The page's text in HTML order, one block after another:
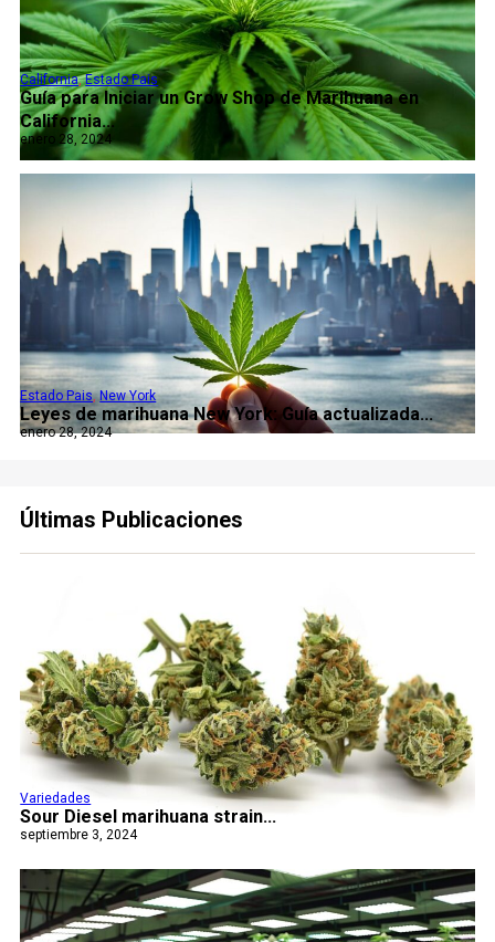
Guía para Iniciar un Grow Shop de Marihuana en
California...
California,Estado Pais
enero 28, 2024
Leyes de marihuana New York: Guía actualizada...
Estado Pais,New York
enero 28, 2024
Últimas Publicaciones
Sour Diesel marihuana strain...
Variedades
septiembre 3, 2024